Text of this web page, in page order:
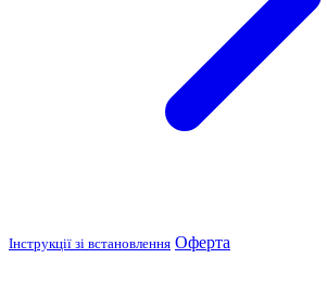
Інструкції зі встановлення Оферта